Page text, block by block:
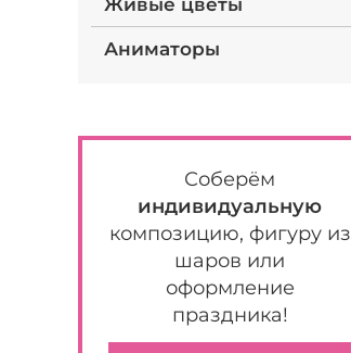
Живые цветы
Аниматоры
Соберём
индивидуальную
композицию, фигуру из
шаров или
оформление
праздника!